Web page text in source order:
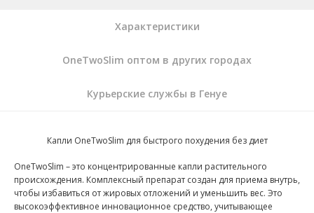
Характеристики
OneTwoSlim оптом в других городах
Курьерские службы в Генуе
Капли OneTwoSlim для быстрого похудения без диет
OneTwoSlim – это концентрированные капли растительного
происхождения. Комплексный препарат создан для приема внутрь,
чтобы избавиться от жировых отложений и уменьшить вес. Это
высокоэффективное инновационное средство, учитывающее